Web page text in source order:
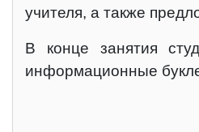
учителя, а также
В конце занятия
информационные